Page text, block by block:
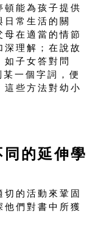
頓能為孩子提供
日常生活的關
在適當的情節
深理解；在說故
子女答對問
一個字詞，便
這些方法對幼小
的延伸學
切的活動來鞏固
們對書中所獲